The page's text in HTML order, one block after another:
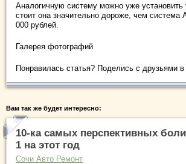
Аналогичную систему можно уже установить
стоит она значительно дороже, чем система
000 рублей.
Галерея фотографий
Понравилась статья? Поделись с друзьями в
Вам так же будет интересно:
10-ка самых перспективных
1 на этот год
Сочи Авто Ремонт